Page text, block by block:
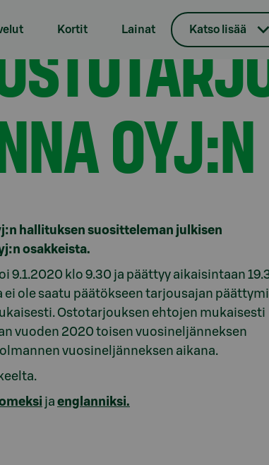
Kortit Lainat Katso lisää
hallituksen suositteleman julkisen
osakkeista.
9.1.2020 klo 9.30 ja päättyy aikaisintaan
ole saatu päätökseen tarjousajan
Ostotarjouksen ehtojen mukaisesti
vuoden 2020 toisen vuosineljänneksen
vuosineljänneksen aikana.
ja englanniksi.